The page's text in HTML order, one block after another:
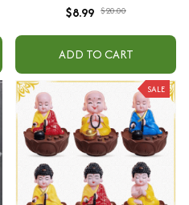
$8.99 $20.00
ADD TO CART
SALE